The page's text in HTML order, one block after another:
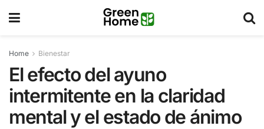
Home Bienestar
El efecto del ayuno
intermitente en la claridad
mental y el estado de ánimo